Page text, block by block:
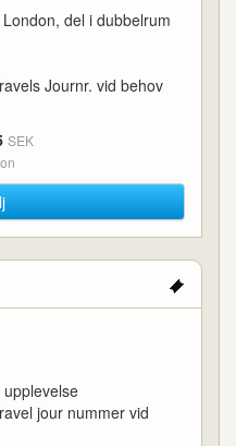
del i dubbelrum
Journr. vid behov
SEK
jour nummer vid